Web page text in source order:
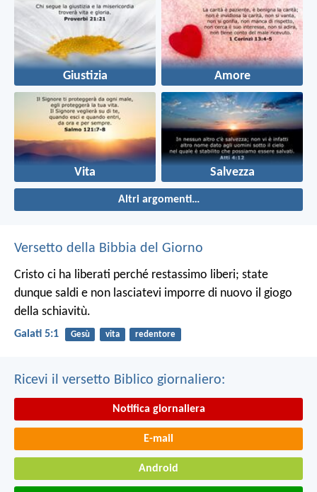
Giustizia Amore
Vita Salvezza
Altri argomenti…
Versetto della Bibbia del Giorno
Cristo ci ha liberati perché restassimo liberi; state
dunque saldi e non lasciatevi imporre di nuovo il giogo
della schiavitù.
Galati 5:1 Gesù vita redentore
Ricevi il versetto Biblico giornaliero:
Notifica giornaliera
E-mail
Android